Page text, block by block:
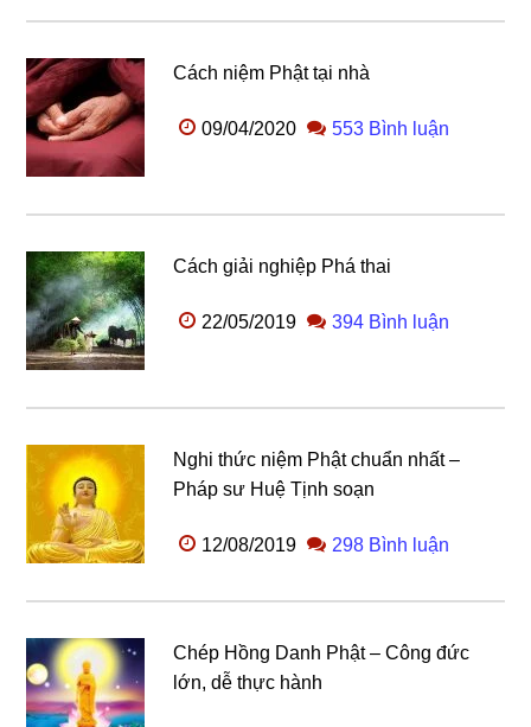
Cách niệm Phật tại nhà
09/04/2020 553 Bình luận
Cách giải nghiệp Phá thai
22/05/2019 394 Bình luận
Nghi thức niệm Phật chuẩn nhất –
Pháp sư Huệ Tịnh soạn
12/08/2019 298 Bình luận
Chép Hồng Danh Phật – Công đức
lớn, dễ thực hành